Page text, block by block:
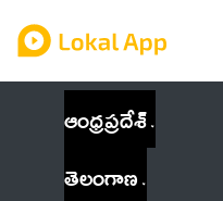
ఆంధ్రప్రదేశ్
తెలంగాణ